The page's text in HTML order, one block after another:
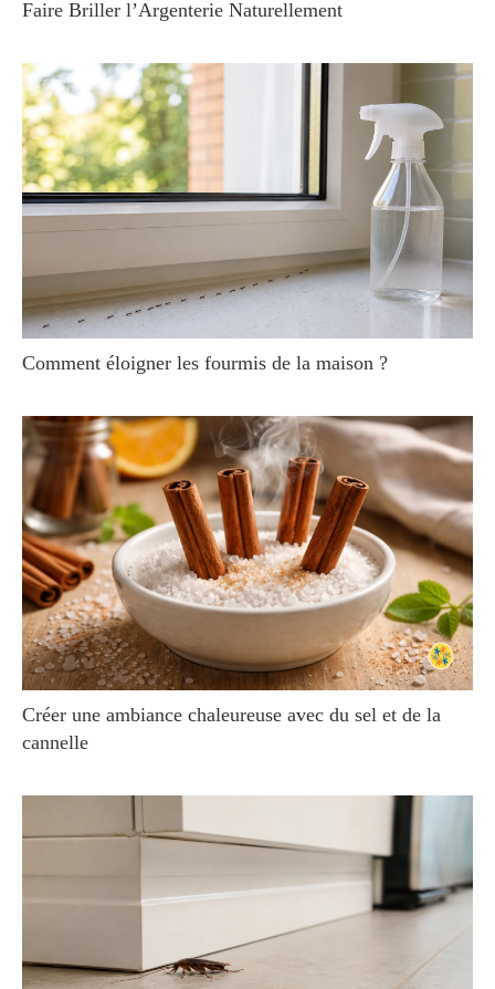
Faire Briller l’Argenterie Naturellement
Comment éloigner les fourmis de la maison ?
Créer une ambiance chaleureuse avec du sel et de la
cannelle